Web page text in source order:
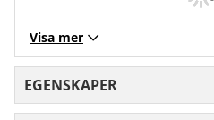
Visa mer
EGENSKAPER